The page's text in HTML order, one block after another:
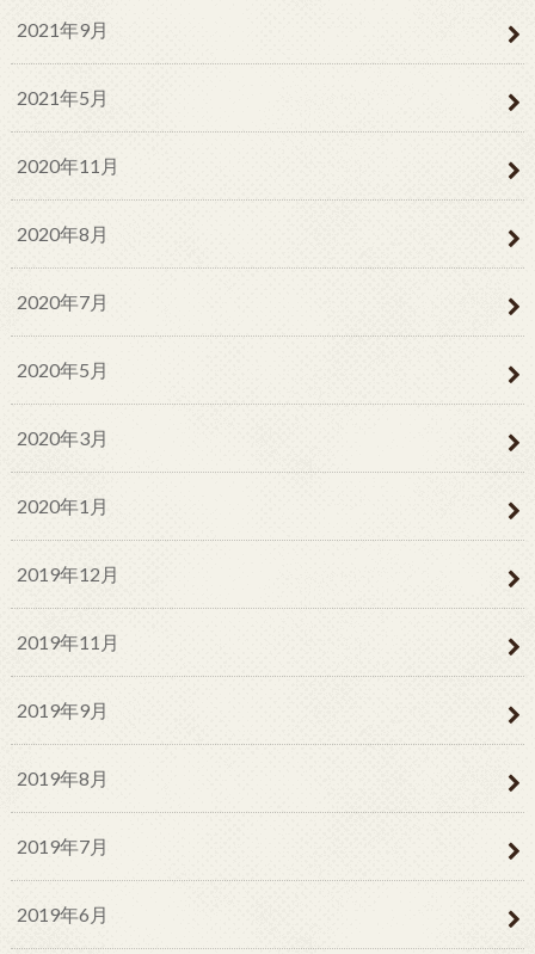
2021年9月
2021年5月
2020年11月
2020年8月
2020年7月
2020年5月
2020年3月
2020年1月
2019年12月
2019年11月
2019年9月
2019年8月
2019年7月
2019年6月